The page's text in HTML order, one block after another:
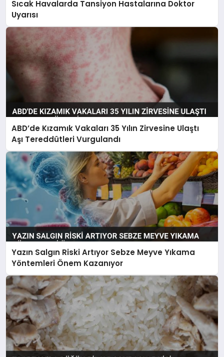
Sıcak Havalarda Tansiyon Hastalarına Doktor
Uyarısı
ABD’de Kızamık Vakaları 35 Yılın Zirvesine Ulaştı
Aşı Tereddütleri Vurgulandı
Yazın Salgın Riski Artıyor Sebze Meyve Yıkama
Yöntemleri Önem Kazanıyor